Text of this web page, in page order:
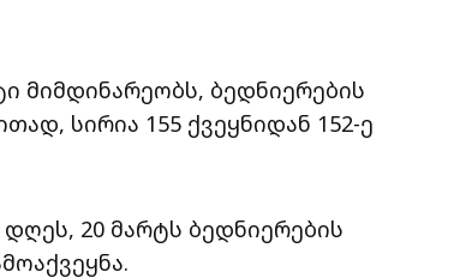
მიმდინარეობს, ბედნიერების
სირია 155 ქვეყნიდან 152-ე
20 მარტს ბედნიერების